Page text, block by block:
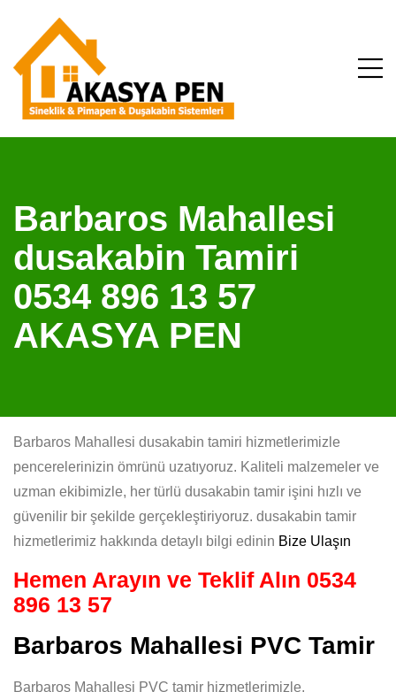
Barbaros Mahallesi
dusakabin Tamiri
0534 896 13 57
AKASYA PEN
Barbaros Mahallesi dusakabin tamiri hizmetlerimizle
pencerelerinizin ömrünü uzatıyoruz. Kaliteli malzemeler ve
uzman ekibimizle, her türlü dusakabin tamir işini hızlı ve
güvenilir bir şekilde gerçekleştiriyoruz. dusakabin tamir
hizmetlerimiz hakkında detaylı bilgi edinin Bize Ulaşın
Hemen Arayın ve Teklif Alın 0534
896 13 57
Barbaros Mahallesi PVC Tamir
Barbaros Mahallesi PVC tamir hizmetlerimizle,